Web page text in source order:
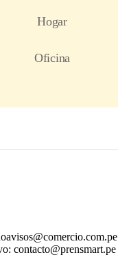
contacto@prensmart.pe